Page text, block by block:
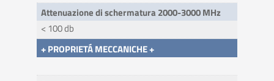
Attenuazione di schermatura 2000-3000 MHz
< 100 db
+ PROPRIETÁ MECCANICHE +